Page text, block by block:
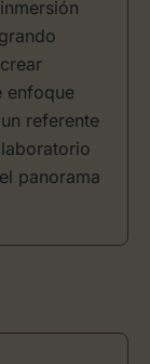
enfoque
referente
panorama